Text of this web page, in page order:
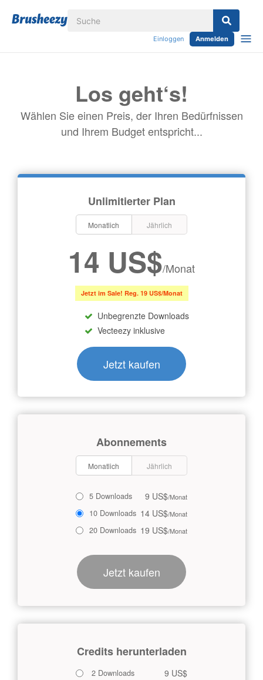
Einloggen Anmelden
Los geht‘s!
Wählen Sie einen Preis, der Ihren Bedürfnissen
und Ihrem Budget entspricht...
Unlimitierter Plan
Monatlich Jährlich
14 US$/Monat
Jetzt im Sale! Reg. 19 US$/Monat
Unbegrenzte Downloads
Vecteezy inklusive
Jetzt kaufen
Abonnements
Monatlich Jährlich
5 Downloads 9 US$/Monat
10 Downloads 14 US$/Monat
20 Downloads 19 US$/Monat
Jetzt kaufen
Credits herunterladen
2 Downloads 9 US$